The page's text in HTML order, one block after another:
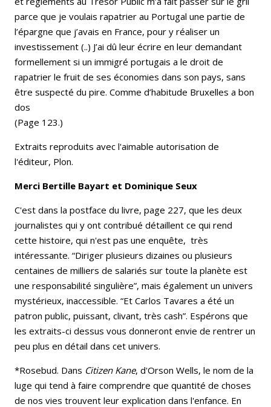
parce que je voulais rapatrier au Portugal une partie de
l’épargne que j’avais en France, pour y réaliser un
investissement (..) J’ai dû leur écrire en leur demandant
formellement si un immigré portugais a le droit de
rapatrier le fruit de ses économies dans son pays, sans
être suspecté du pire. Comme d’habitude Bruxelles a bon
dos
(Page 123.)
Extraits reproduits avec l'aimable autorisation de
l'éditeur, Plon.
Merci Bertille Bayart et Dominique Seux
C'est dans la postface du livre, page 227, que les deux
journalistes qui y ont contribué détaillent ce qui rend
cette histoire, qui n'est pas une enquête, très
intéressante. “Diriger plusieurs dizaines ou plusieurs
centaines de milliers de salariés sur toute la planète est
une responsabilité singulière”, mais également un univers
mystérieux, inaccessible. “Et Carlos Tavares a été un
patron public, puissant, clivant, très cash”. Espérons que
les extraits-ci dessus vous donneront envie de rentrer un
peu plus en détail dans cet univers.
*Rosebud. Dans Citizen Kane, d'Orson Wells, le nom de la
luge qui tend à faire comprendre que quantité de choses
de nos vies trouvent leur explication dans l'enfance. En